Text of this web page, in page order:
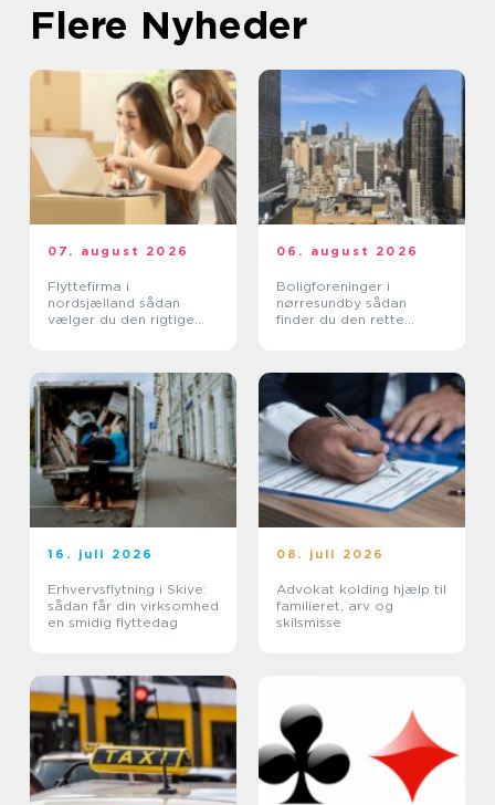
Flere Nyheder
07. august 2026
Flyttefirma i
nordsjælland sådan
vælger du den rigtige
06. august 2026
Boligforeninger i
nørresundby sådan
finder du den rette
16. juli 2026
Erhvervsflytning i Skive:
sådan får din virksomhed
en smidig flyttedag
08. juli 2026
Advokat kolding hjælp til
familieret, arv og
skilsmisse